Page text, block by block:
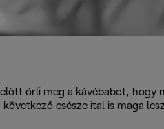
őrli meg a kávébabot, hogy
csésze ital is maga